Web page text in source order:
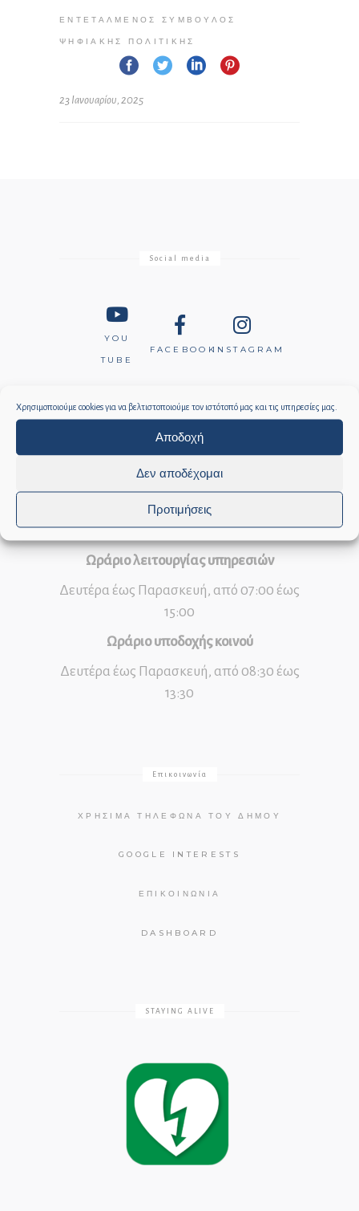
Χρησιμοποιούμε cookies για να βελτιστοποιούμε τον ιστότοπό μας και τις υπηρεσίες μας.
Αποδοχή
Δεν αποδέχομαι
Προτιμήσεις
ΕΝΤΕΤΑΛΜΈΝΟΣ ΣΎΜΒΟΥΛΟΣ
ΨΗΦΙΑΚΉΣ ΠΟΛΙΤΙΚΉΣ
23 Ιανουαρίου, 2025
Social media
YOU
TUBE
FACEBOOKINSTAGRAM
Wyspa Samos Grecja
INSTAGRAM
Ωράριο λειτουργίας υπηρεσιών
Δευτέρα έως Παρασκευή, από 07:00 έως
15:00
Ωράριο υποδοχής κοινού
Δευτέρα έως Παρασκευή, από 08:30 έως
13:30
Επικοινωνία
ΧΡΉΣΙΜΑ ΤΗΛΈΦΩΝΑ ΤΟΥ ΔΉΜΟΥ
GOOGLE INTERESTS
ΕΠΙΚΟΙΝΩΝΊΑ
DASHBOARD
STAYING ALIVE